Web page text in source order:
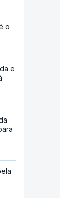
o
e